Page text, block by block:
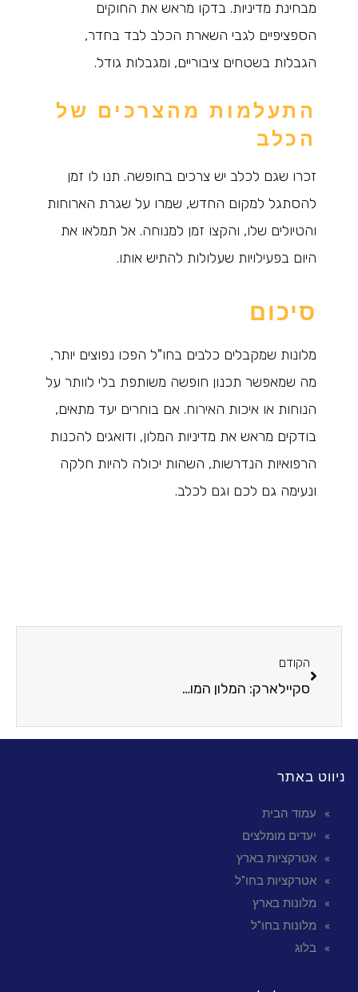
מבחינת מדיניות. בדקו מראש את החוקים
הספציפיים לגבי השארת הכלב לבד בחדר,
הגבלות בשטחים ציבוריים, ומגבלות גודל.
התעלמות מהצרכים של
הכלב
זכרו שגם לכלב יש צרכים בחופשה. תנו לו זמן
להסתגל למקום החדש, שמרו על שגרת הארוחות
והטיולים שלו, והקצו זמן למנוחה. אל תמלאו את
היום בפעילויות שעלולות להתיש אותו.
סיכום
מלונות שמקבלים כלבים בחו"ל הפכו נפוצים יותר,
מה שמאפשר תכנון חופשה משותפת בלי לוותר על
הנוחות או איכות האירוח. אם בוחרים יעד מתאים,
בודקים מראש את מדיניות המלון, ודואגים להכנות
הרפואיות הנדרשות, השהות יכולה להיות חלקה
ונעימה גם לכם וגם לכלב.
הקודם
סקיילארק: המלון המושלם לחופשה הזוגית הבאה שלכם באתונה
ניווט באתר
עמוד הבית
יעדים מומלצים
אטרקציות בארץ
אטרקציות בחו"ל
מלונות בארץ
מלונות בחו"ל
בלוג